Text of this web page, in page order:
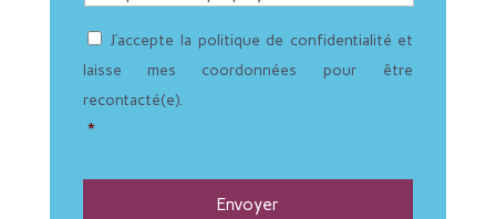
t
o
t
r
o
R
G
P
*
J’accepte la politique de confidentialité et
laisse mes coordonnées pour être
recontacté(e).
*